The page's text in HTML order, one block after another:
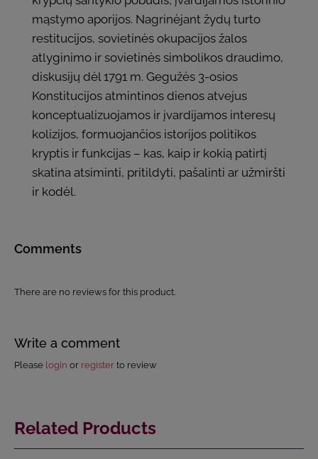
mąstymo aporijos. Nagrinėjant žydų turto
restitucijos, sovietinės okupacijos žalos
atlyginimo ir sovietinės simbolikos draudimo,
diskusijų dėl 1791 m. Gegužės 3-osios
Konstitucijos atmintinos dienos atvejus
konceptualizuojamos ir įvardijamos interesų
kolizijos, formuojančios istorijos politikos
kryptis ir funkcijas – kas, kaip ir kokią patirtį
skatina atsiminti, pritildyti, pašalinti ar užmiršti
ir kodėl.
Comments
There are no reviews for this product.
Write a comment
Please login or register to review
Related Products